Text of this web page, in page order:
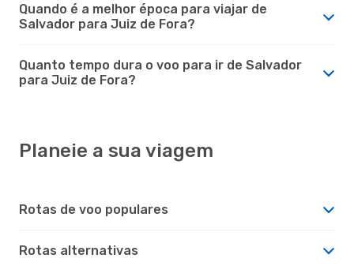
Quando é a melhor época para viajar de
Salvador para Juiz de Fora?
Quanto tempo dura o voo para ir de Salvador
para Juiz de Fora?
Planeie a sua viagem
Rotas de voo populares
Rotas alternativas